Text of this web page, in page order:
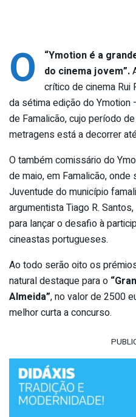
“
O
Ymotion é a
do cinema jovem”.
crítico de cinema Rui
da sétima edição do
de Famalicão, cujo período
metragens está a decorrer
O também comissário do
de maio, em Famalicão, onde
Juventude do município
argumentista Tiago R.
para lançar o desafio à
cineastas portugueses.
Ao todo serão oito os
natural destaque para o
Almeida”, no valor de 2500
melhor curta a concurso.